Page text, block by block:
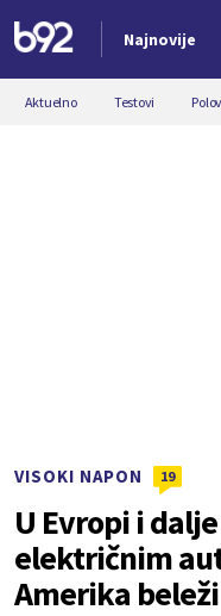
Najnovije
Nova vest
Aktuelno Testovi
VISOKI NAPON 19
U Evropi i
električnim
Amerika